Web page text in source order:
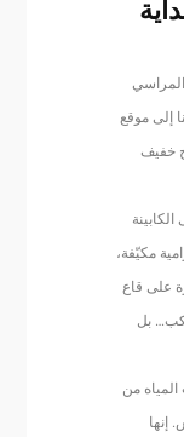
إلى موقع
خفيف
مكيّفة،
على قاع
بل
من
إنها